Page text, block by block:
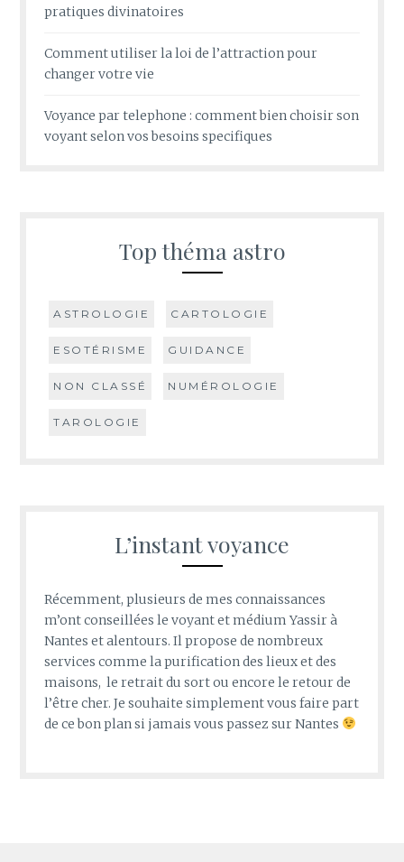
pratiques divinatoires
Comment utiliser la loi de l’attraction pour
changer votre vie
Voyance par telephone : comment bien choisir son
voyant selon vos besoins specifiques
Top théma astro
ASTROLOGIE CARTOLOGIE
ESOTÉRISME GUIDANCE
NON CLASSÉ NUMÉROLOGIE
TAROLOGIE
L’instant voyance
Récemment, plusieurs de mes connaissances
m’ont conseillées le voyant et médium Yassir à
Nantes et alentours. Il propose de nombreux
services comme la purification des lieux et des
maisons, le retrait du sort ou encore le retour de
l’être cher. Je souhaite simplement vous faire part
de ce bon plan si jamais vous passez sur Nantes